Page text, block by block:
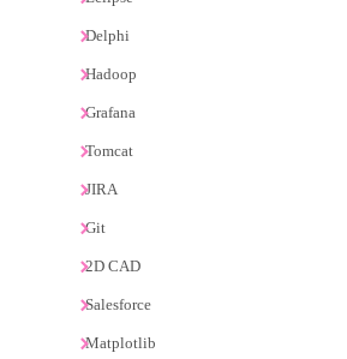
Delphi
Hadoop
Grafana
Tomcat
JIRA
Git
2D CAD
Salesforce
Matplotlib